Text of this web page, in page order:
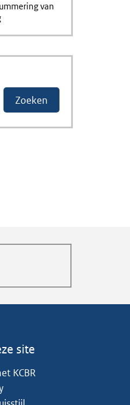
van
site
KCBR